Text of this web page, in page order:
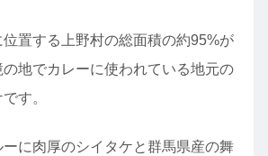
置する上野村の総面積の約95%が
地でカレーに使われている地元の
す。
に肉厚のシイタケと群馬県産の舞